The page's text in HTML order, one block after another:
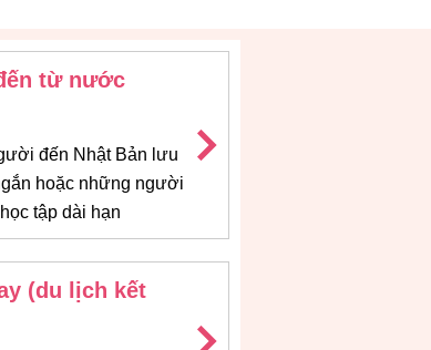
từ nước
đến Nhật Bản lưu
hoặc những người
tập dài hạn
(du lịch kết